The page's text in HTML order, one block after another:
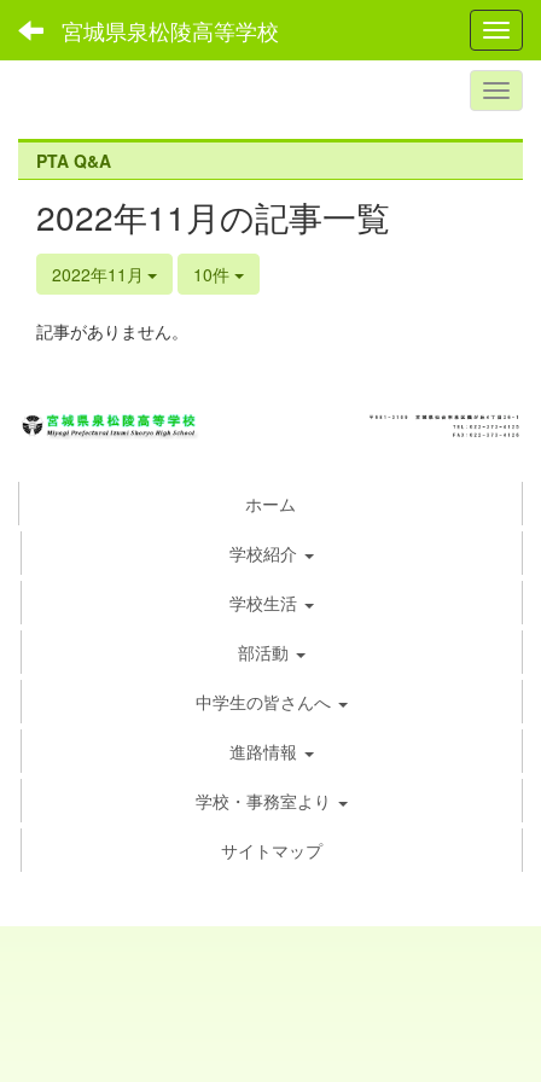
宮城県泉松陵高等学校
PTA Q&A
2022年11月の記事一覧
2022年11月 10件
記事がありません。
ホーム
学校紹介
学校生活
部活動
中学生の皆さんへ
進路情報
学校・事務室より
サイトマップ